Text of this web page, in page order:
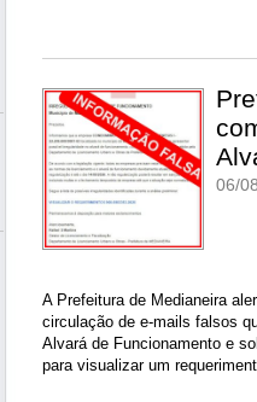
06/
A Prefeitura de Medianeira
circulação de e-mails falsos
Alvará de Funcionamento e
para visualizar um